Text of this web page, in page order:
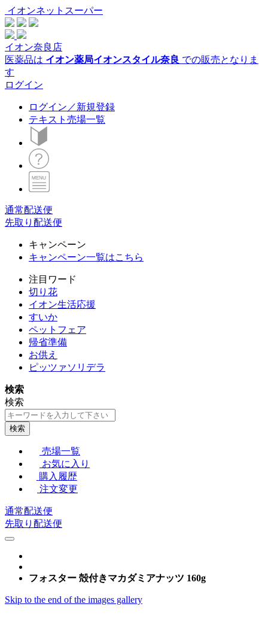
イオンネットスーパー
イオン奈良店
医薬品は イオン薬局イオンスタイル奈良 での販売となりま
す
ログイン
ログイン／新規登録
テキスト売場一覧
通常配送便
先取り配送便
キャンペーン
キャンペーン一覧はこちら
注目ワード
切り花
イオン生活応援
すいか
ペットフェア
帰省準備
お供え
ピッツァソリデラ
検索
検索
検索
売場一覧
お気に入り
購入履歴
注文変更
通常配送便
先取り配送便
フォスター 殻付きマカダミアナッツ 160g
Skip to the end of the images gallery